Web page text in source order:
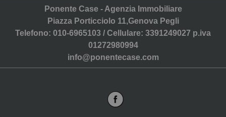
Ponente Case - Agenzia Immobiliare
Piazza Porticciolo 11,Genova Pegli
Telefono: 010-6965103 / Cellulare: 3391249027 p.iva
01272980994
info@ponentecase.com